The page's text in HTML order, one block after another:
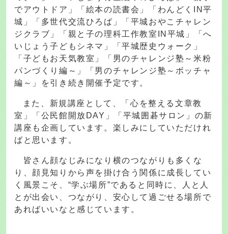
でアウトドア」「絵本の読書会」「わんどくIN平
城」「多世代交流ひろば」「平城おやこチャレン
ジクラブ」「親と子の理科工作教室IN平城」「へ
いじょう子どもシネマ」「平城歴史ウォーク」
「子どもお天気教室」「男のチャレンジ塾～米粉
パンづくり編～」「男のチャレンジ塾～ボッチャ
編～」を引き続き開催予定です。
また、新規講座として、「心を整える文章教
室」「公民館開放DAY」「平城囲碁サロン」の新
講座も企画しています。楽しみにしていただけれ
ばと思います。
皆さん顔なじみになり横のつながりも多くな
り、顔見知りから声を掛け合う関係に成長してい
く風景こそ、“学ぶ場所”であると同時に、人と人
とが出会い、つながり、安心して過ごせる場所で
あればいいなと感じています。